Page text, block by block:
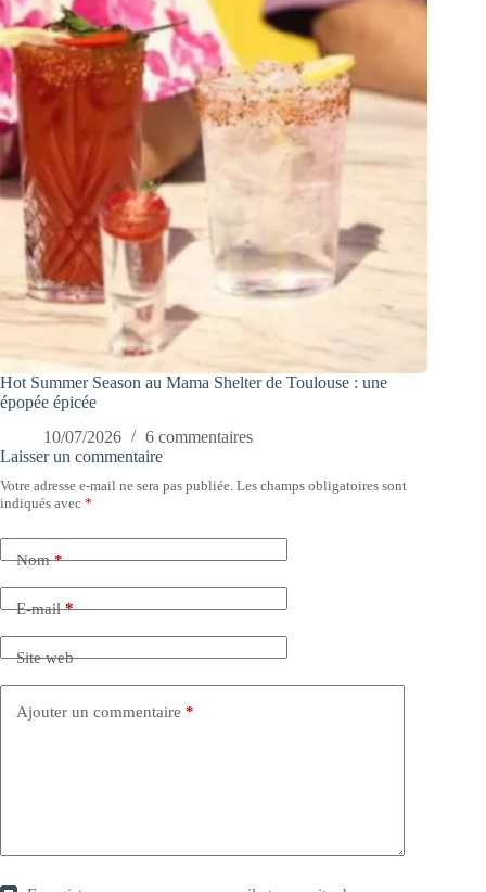
Hot Summer Season au Mama Shelter de Toulouse : une
épopée épicée
10/07/2026
6 commentaires
Laisser un commentaire
Votre adresse e-mail ne sera pas publiée. Les champs obligatoires sont
indiqués avec *
Nom*
E-mail*
Site web
Ajouter un commentaire *